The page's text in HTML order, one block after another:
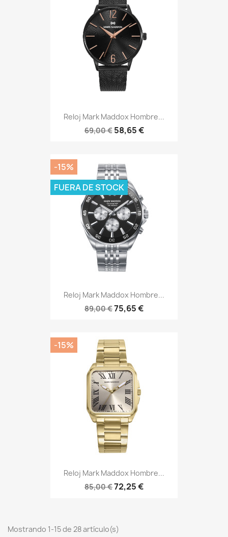
Reloj Mark Maddox Hombre...
69,00 € 58,65 €
Reloj Mark Maddox Hombre...
89,00 €75,65 €
-15%
FUERA DE STOCK
Reloj Mark Maddox Hombre...
85,00 €72,25 €
-15%
Mostrando 1-15 de 28 artículo(s)